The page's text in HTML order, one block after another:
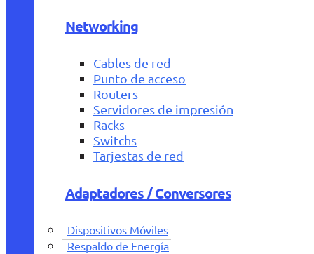
Networking
Cables de red
Punto de acceso
Routers
Servidores de impresión
Racks
Switchs
Tarjestas de red
Adaptadores / Conversores
Dispositivos Móviles
Respaldo de Energía